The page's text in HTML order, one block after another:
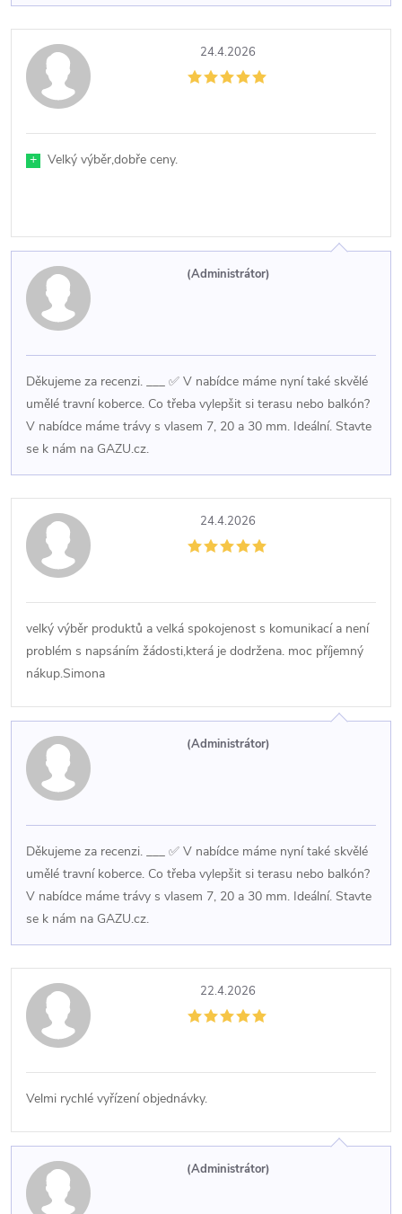
24.4.2026
+ Velký výběr,dobře ceny.
(Administrátor)
Děkujeme za recenzi. ___ ✅ V nabídce máme nyní také skvělé
umělé travní koberce. Co třeba vylepšit si terasu nebo balkón?
V nabídce máme trávy s vlasem 7, 20 a 30 mm. Ideální. Stavte
se k nám na GAZU.cz.
24.4.2026
velký výběr produktů a velká spokojenost s komunikací a není
problém s napsáním žádosti,která je dodržena. moc příjemný
nákup.Simona
(Administrátor)
Děkujeme za recenzi. ___ ✅ V nabídce máme nyní také skvělé
umělé travní koberce. Co třeba vylepšit si terasu nebo balkón?
V nabídce máme trávy s vlasem 7, 20 a 30 mm. Ideální. Stavte
se k nám na GAZU.cz.
22.4.2026
Velmi rychlé vyřízení objednávky.
(Administrátor)